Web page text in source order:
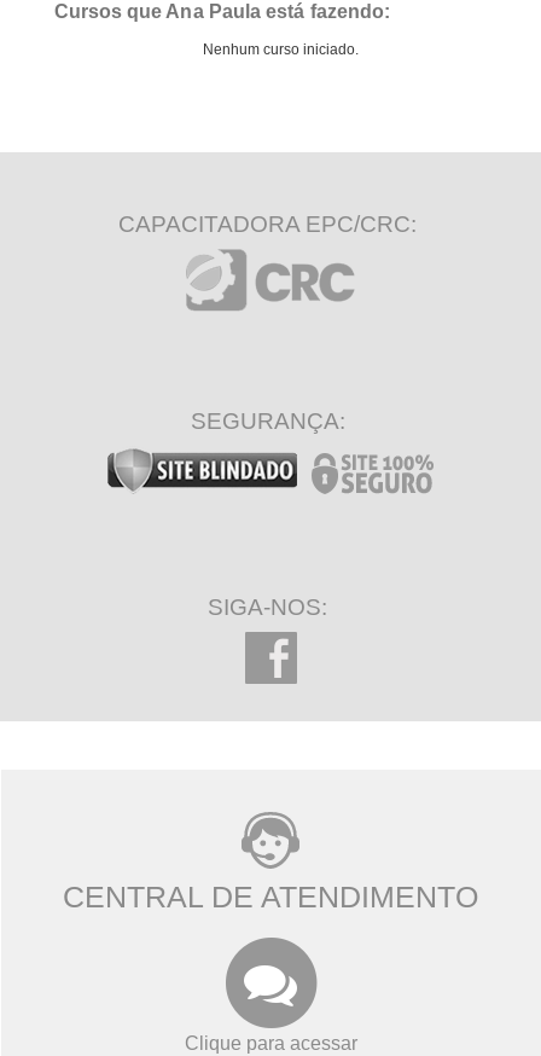
Cursos que Ana Paula está fazendo:
Nenhum curso iniciado.
CAPACITADORA EPC/CRC:
SEGURANÇA:
SIGA-NOS:
CENTRAL DE ATENDIMENTO
Clique para acessar